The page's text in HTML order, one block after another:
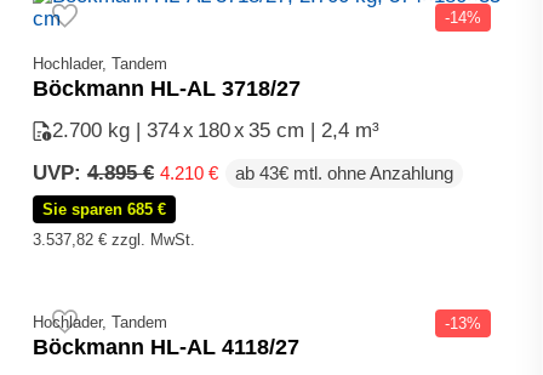
-14%
Hochlader, Tandem
Böckmann HL-AL 3718/27
2.700 kg | 374x180x35 cm | 2,4 m³
UVP: 4.895€ Ursprünglicher
Preis
war:
4.895 €
4.210 €
Aktueller
ab 43€ mtl. ohne Anzahlung
Sie sparen 685 €
3.537,82 €zzgl. MwSt.
-13%
Hochlader, Tandem
Böckmann HL-AL 4118/27